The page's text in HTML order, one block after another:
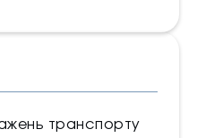
транспорту